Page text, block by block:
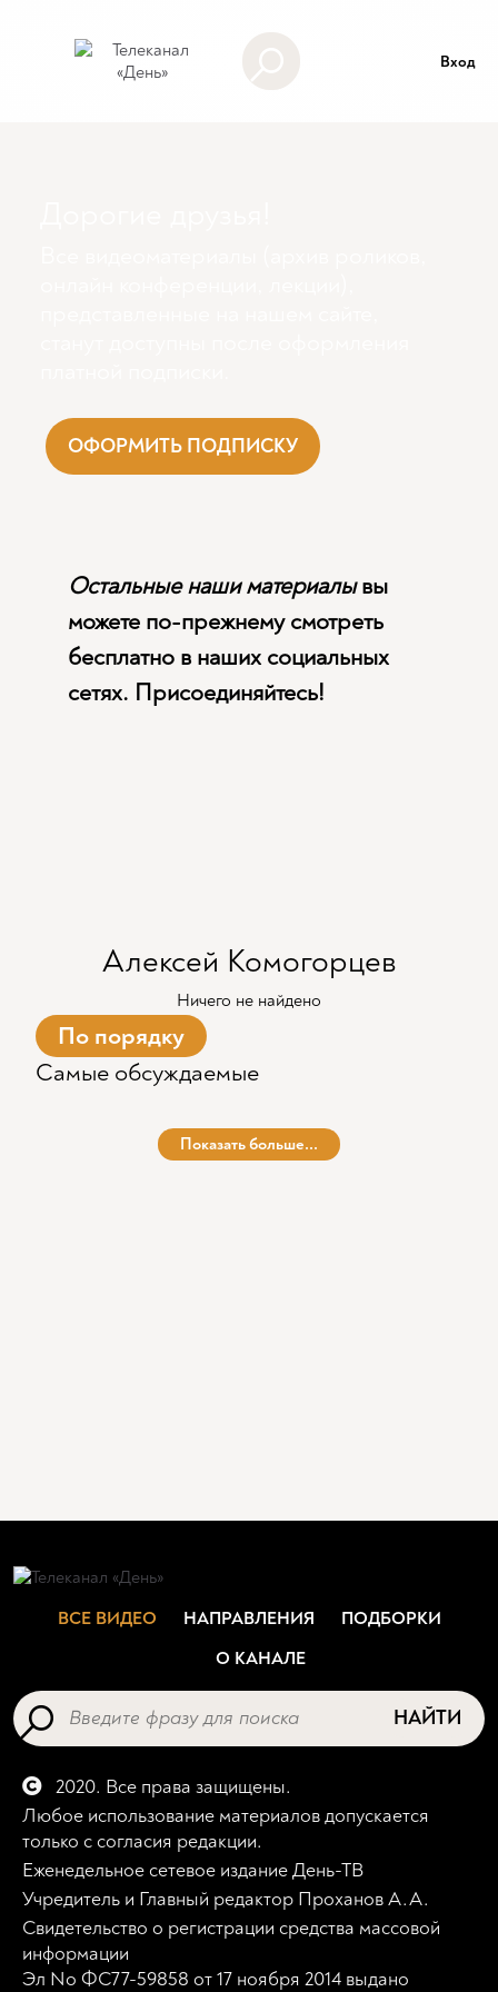
Вход
ОФОРМИТЬ ПОДПИСКУ
Остальные наши материалывы
можете по-прежнему смотреть
бесплатно в наших социальных
сетях. Присоединяйтесь!
Алексей Комогорцев
Ничего не найдено
По порядку
Самые обсуждаемые
Показать больше...
ВСЕ ВИДЕО НАПРАВЛЕНИЯ
ПОДБОРКИ
О КАНАЛЕ
НАЙТИ
2020. Все права защищены.
Любое использование материалов допускается
только с согласия редакции.
Еженедельное сетевое издание День-ТВ
Учредитель и Главный редактор Проханов А.А.
Свидетельство о регистрации средства массовой
информации
Эл No ФС77-59858 от 17 ноября 2014 выдано